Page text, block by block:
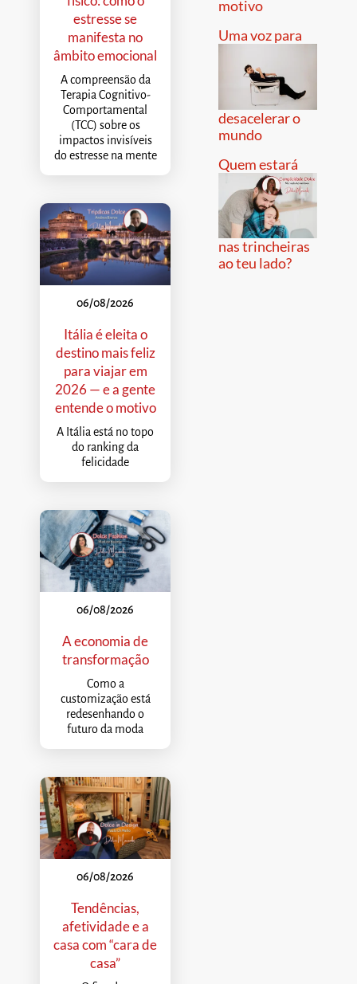
estresse se
manifesta no
âmbito emocional
A compreensão da
Terapia Cognitivo-
Comportamental
(TCC) sobre os
impactos invisíveis
do estresse na mente
06/08/2026
Itália é eleita o
destino mais feliz
para viajar em
2026 — e a gente
entende o motivo
A Itália está no topo
do ranking da
felicidade
06/08/2026
A economia de
transformação
Como a
customização está
redesenhando o
futuro da moda
06/08/2026
Tendências,
afetividade e a
casa com “cara de
casa”
motivo
Uma voz para
desacelerar o
mundo
Quem estará
nas trincheiras
ao teu lado?